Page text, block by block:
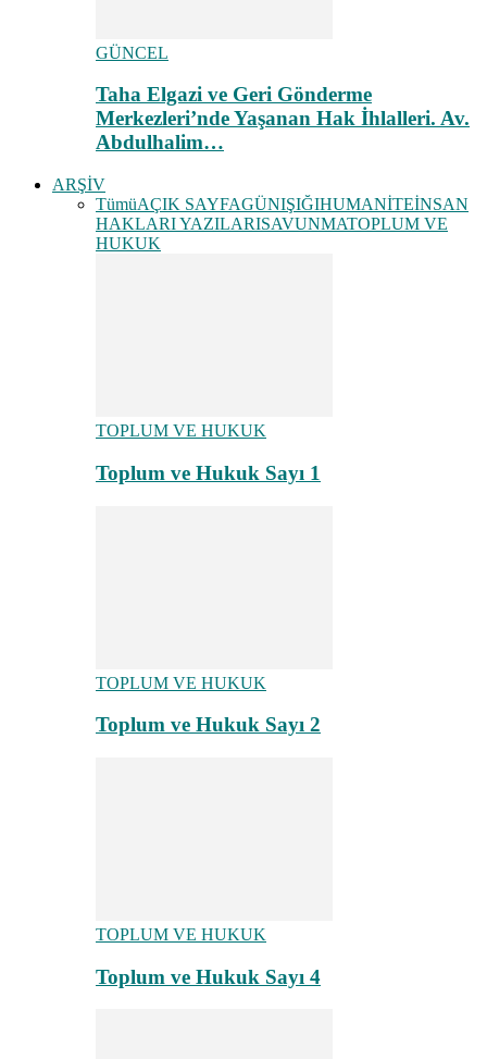
GÜNCEL
Taha Elgazi ve Geri Gönderme
Merkezleri’nde Yaşanan Hak İhlalleri. Av.
Abdulhalim…
ARŞİV
TümüAÇIK SAYFAGÜNIŞIĞIHUMANİTEİNSAN
HAKLARI YAZILARISAVUNMATOPLUM VE
HUKUK
TOPLUM VE HUKUK
Toplum ve Hukuk Sayı 1
TOPLUM VE HUKUK
Toplum ve Hukuk Sayı 2
TOPLUM VE HUKUK
Toplum ve Hukuk Sayı 4